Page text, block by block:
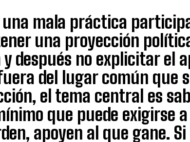
una mala práctica
una proyección
después no explicitar el
del lugar común que
el tema central es
que puede exigirse
apoyen al que gane.